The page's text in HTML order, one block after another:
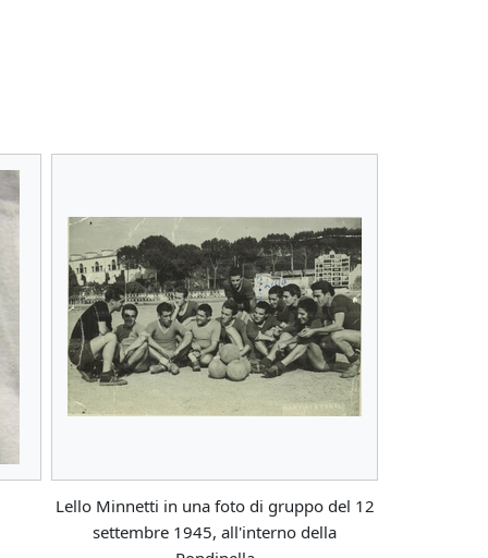
Lello Minnetti in una foto di gruppo del 12
settembre 1945, all'interno della